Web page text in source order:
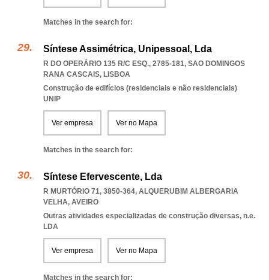
Matches in the search for:
Síntese Assimétrica, Unipessoal, Lda
R DO OPERÁRIO 135 R/C ESQ., 2785-181, SAO DOMINGOS
RANA CASCAIS, LISBOA
Construção de edifícios (residenciais e não residenciais)
UNIP
Ver empresa Ver no Mapa
Matches in the search for:
Síntese Efervescente, Lda
R MURTÓRIO 71, 3850-364, ALQUERUBIM ALBERGARIA
VELHA, AVEIRO
Outras atividades especializadas de construção diversas, n.e.
LDA
Ver empresa Ver no Mapa
Matches in the search for: